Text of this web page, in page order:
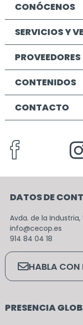
CONÓCENOS
SERVICIOS Y
PROVEEDORES
CONTENIDOS
CONTACTO
DATOS DE
Avda. de la Industria,
info@cecop.es
914 84 04 18
HABLA CON
PRESENCIA